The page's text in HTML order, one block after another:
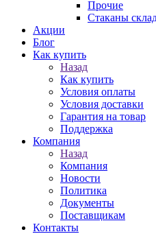
Прочие
Стаканы
Акции
Блог
Как купить
Назад
Как купить
Условия оплаты
Условия доставки
Гарантия на товар
Поддержка
Компания
Назад
Компания
Новости
Политика
Документы
Поставщикам
Контакты